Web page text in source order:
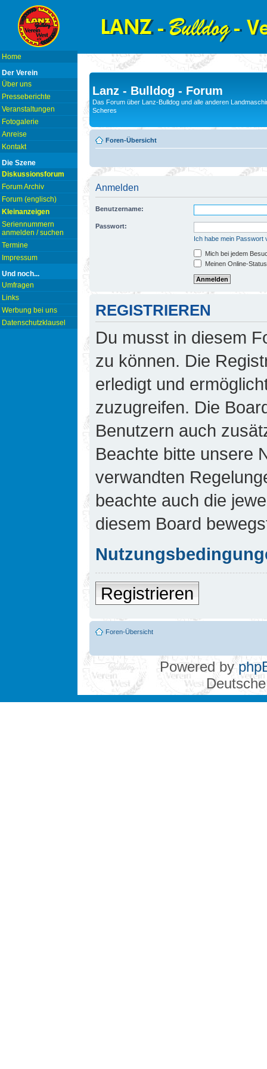
Home
Der Verein
Über uns
Presseberichte
Veranstaltungen
Fotogalerie
Anreise
Kontakt
Die Szene
Diskussionsforum
Forum Archiv
Forum (englisch)
Kleinanzeigen
Seriennummern
anmelden / suchen
Termine
Impressum
Und noch...
Umfragen
Links
Werbung bei uns
Datenschutzklausel
Lanz - Bulldog - Forum
Das Forum über Lanz-Bulldog und alle anderen
Scheres
Foren-Übersicht
Anmelden
Benutzername:
Passwort:
Ich habe mein Passwort
Mich bei jedem
Meinen Online-
REGISTRIEREN
Du musst in diesem
zu können. Die
erledigt und
zuzugreifen. Die
Benutzern auch
Beachte bitte unsere
verwandten
beachte auch die
diesem Board
Registrieren
Foren-Übersicht
Powered by